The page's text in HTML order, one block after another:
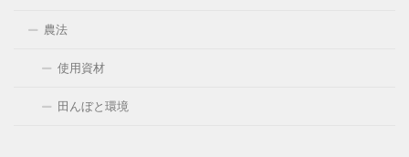
農法
使用資材
田んぼと環境